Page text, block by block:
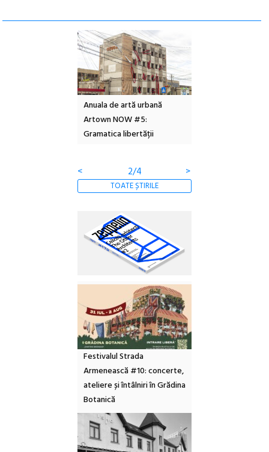
Anuala de artă urbană
Artown NOW #5:
Gramatica libertății
< 2/4 >
TOATE ȘTIRILE
Festivalul Strada
Armenească #10: concerte,
ateliere și întâlniri în Grădina
Botanică